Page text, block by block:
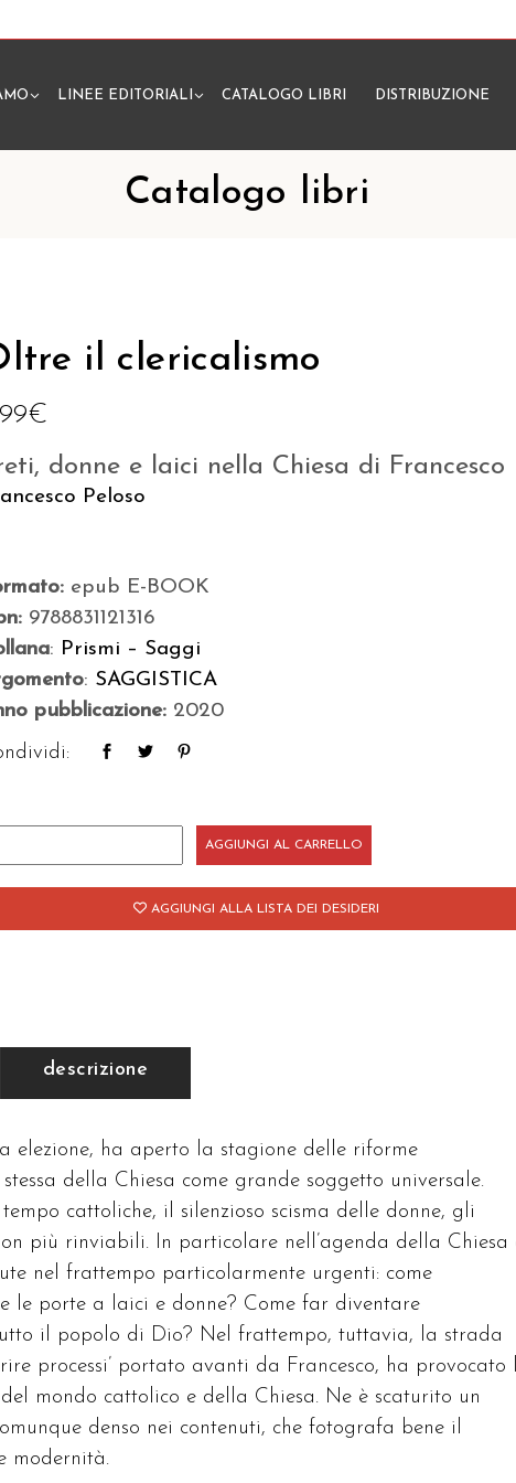
LINEE EDITORIALI CATALOGO LIBRI DISTRIBUZIONE
Catalogo libri
il clericalismo
€
donne e laici nella Chiesa di Francesco
Peloso
epub E-BOOK
9788831121316
: Prismi – Saggi
: SAGGISTICA
pubblicazione: 2020
AGGIUNGI AL CARRELLO
AGGIUNGI ALLA LISTA DEI DESIDERI
descrizione
elezione, ha aperto la stagione delle riforme
della Chiesa come grande soggetto universale.
cattoliche, il silenzioso scisma delle donne, gli
più rinviabili. In particolare nell’agenda della Chiesa
nel frattempo particolarmente urgenti: come
le porte a laici e donne? Come far diventare
il popolo di Dio? Nel frattempo, tuttavia, la strada
processi’ portato avanti da Francesco, ha provocato
mondo cattolico e della Chiesa. Ne è scaturito un
denso nei contenuti, che fotografa bene il
modernità.